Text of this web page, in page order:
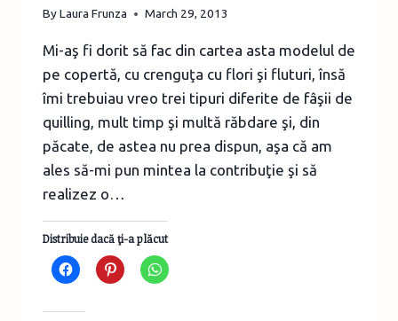
ByLaura Frunza March 29, 2013
Mi-aş fi dorit să fac din cartea asta modelul de
pe copertă, cu crenguţa cu flori şi fluturi, însă
îmi trebuiau vreo trei tipuri diferite de fâşii de
quilling, mult timp şi multă răbdare şi, din
păcate, de astea nu prea dispun, aşa că am
ales să-mi pun mintea la contribuţie şi să
realizez o…
Distribuie dacă ţi-a plăcut